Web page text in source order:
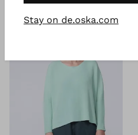
Stay on de.oska.com